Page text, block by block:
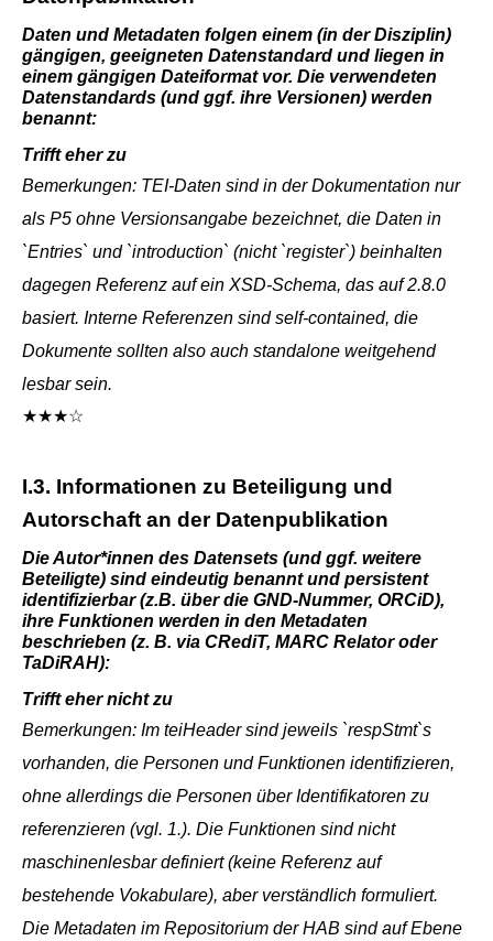
Daten und Metadaten folgen einem (in der Disziplin)
gängigen, geeigneten Datenstandard und liegen in
einem gängigen Dateiformat vor. Die verwendeten
Datenstandards (und ggf. ihre Versionen) werden
benannt:
Trifft eher zu
Bemerkungen: TEI-Daten sind in der Dokumentation nur
als P5 ohne Versionsangabe bezeichnet, die Daten in
`Entries` und `introduction` (nicht `register`) beinhalten
dagegen Referenz auf ein XSD-Schema, das auf 2.8.0
basiert. Interne Referenzen sind self-contained, die
Dokumente sollten also auch standalone weitgehend
lesbar sein.
★★★☆
I.3. Informationen zu Beteiligung und
Autorschaft an der Datenpublikation
Die Autor*innen des Datensets (und ggf. weitere
Beteiligte) sind eindeutig benannt und persistent
identifizierbar (z.B. über die GND-Nummer, ORCiD),
ihre Funktionen werden in den Metadaten
beschrieben (z. B. via CRediT, MARC Relator oder
TaDiRAH):
Trifft eher nicht zu
Bemerkungen: Im teiHeader sind jeweils `respStmt`s
vorhanden, die Personen und Funktionen identifizieren,
ohne allerdings die Personen über Identifikatoren zu
referenzieren (vgl. 1.). Die Funktionen sind nicht
maschinenlesbar definiert (keine Referenz auf
bestehende Vokabulare), aber verständlich formuliert.
Die Metadaten im Repositorium der HAB sind auf Ebene